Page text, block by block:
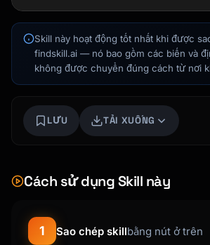
Skill này hoạt động tốt nhất khi được
findskill.ai — nó bao gồm các biến và
không được chuyển đúng cách từ nơi
LƯU TẢI XUỐNG
Cách sử dụng Skill này
1 Sao chép skillbằng nút ở trên
Kai
Tìm khóa học · luôn sẵn sàng hỗ trợ